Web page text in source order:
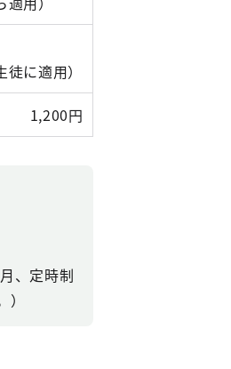
に適用）
1,200円
、定時制